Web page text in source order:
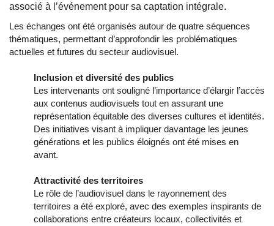
associé à l’événement pour sa captation intégrale.
Les échanges ont été organisés autour de quatre séquences
thématiques, permettant d’approfondir les problématiques
actuelles et futures du secteur audiovisuel.
Inclusion et diversité des publics
Les intervenants ont souligné l’importance d’élargir l’accès
aux contenus audiovisuels tout en assurant une
représentation équitable des diverses cultures et identités.
Des initiatives visant à impliquer davantage les jeunes
générations et les publics éloignés ont été mises en
avant.
Attractivité des territoires
Le rôle de l’audiovisuel dans le rayonnement des
territoires a été exploré, avec des exemples inspirants de
collaborations entre créateurs locaux, collectivités et